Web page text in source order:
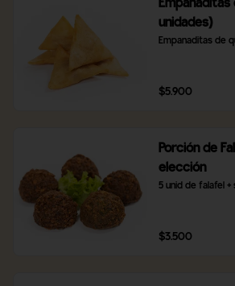
unidades)
Empanaditas de
$5.900
Porción de
elección
5 unid de falafel +
$3.500